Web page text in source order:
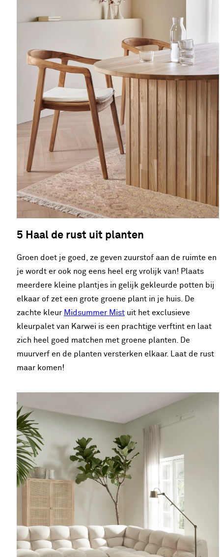
5 Haal de rust uit planten
Groen doet je goed, ze geven zuurstof aan de ruimte en
je wordt er ook nog eens heel erg vrolijk van! Plaats
meerdere kleine plantjes in gelijk gekleurde potten bij
elkaar of zet een grote groene plant in je huis. De
zachte kleur Midsummer Mist uit het exclusieve
kleurpalet van Karwei is een prachtige verftint en laat
zich heel goed matchen met groene planten. De
muurverf en de planten versterken elkaar. Laat de rust
maar komen!